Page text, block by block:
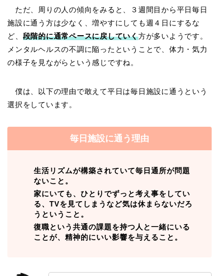
ただ、周りの人の傾向をみると、３週間目から平日毎日
施設に通う方は少なく、増やすにしても週４日にするな
ど、 段階的に通常ペースに戻していく方が多いようです。
メンタルヘルスの不調に陥ったということで、体力・気力
の様子を見ながらという感じですね。
僕は、以下の理由で敢えて平日は毎日施設に通うという
選択をしています。
毎日施設に通う理由
生活リズムが構築されていて毎日通所が問題
ないこと。
家にいても、ひとりでずっと考え事をしてい
る、TVを見てしまうなど気は休まらないだろ
うということ。
復職という共通の課題を持つ人と一緒にいる
ことが、精神的にいい影響を与えること。